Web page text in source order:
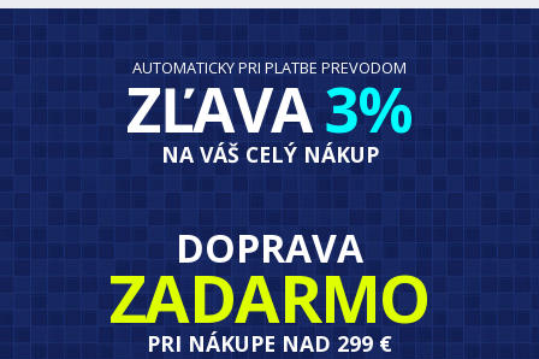
AUTOMATICKY PRI PLATBE PREVODOM
ZĽAVA3%
NA VÁŠ CELÝ NÁKUP
DOPRAVA
ZADARMO
PRI NÁKUPE NAD 299 €